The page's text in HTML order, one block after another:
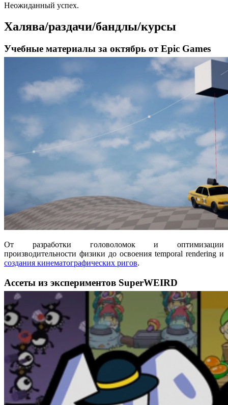
Неожиданный успех.
Халява/раздачи/бандлы/курсы
Учебные материалы за октябрь от Epic Games
От разработки головоломок и оптимизации
производительности физики до освоения temporal rendering и
создания кинематографических ригов.
Ассеты из экспериментов SuperWEIRD